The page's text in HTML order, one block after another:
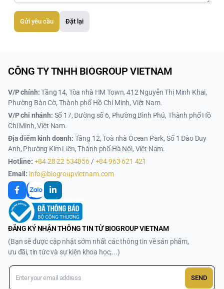
Gửi yêu cầu Đặt lại
CÔNG TY TNHH BIOGROUP VIETNAM
V/P chính:Tầng 14, Tòa nhà HM Town, 412 Nguyễn Thị Minh Khai,
Phường Bàn Cờ, Thành phố Hồ Chí Minh, Việt Nam.
V/P chi nhánh: Số 17, Đường số 6, Phường Bình Phú, Thành phố Hồ
Chí Minh, Việt Nam.
Địa điểm kinh doanh: Tầng 12, Toà nhà Ocean Park, Số 1 Đào Duy
Anh, Phường Kim Liên, Thành phố Hà Nội, Việt Nam.
Hotline: +84 28 22 534856 /+84 963 621 421
Email: info@biogroupvietnam.com
ĐĂNG KÝ NHẬN THÔNG TIN TỪ BIOGROUP VIETNAM
(Bạn sẽ được cập nhật sớm nhất các thông tin về sản phẩm,
ưu đãi, tin tức và sự kiện khoa học,...)
SEND